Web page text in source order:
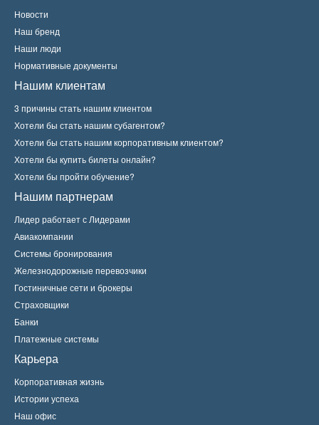
Новости
Наш бренд
Наши люди
Нормативные документы
Нашим клиентам
3 причины стать нашим клиентом
Хотели бы стать нашим субагентом?
Хотели бы стать нашим корпоративным клиентом?
Хотели бы купить билеты онлайн?
Хотели бы пройти обучение?
Нашим партнерам
Лидер работает с Лидерами
Авиакомпании
Системы бронирования
Железнодорожные перевозчики
Гостиничные сети и брокеры
Страховщики
Банки
Платежные системы
Карьера
Корпоративная жизнь
Истории успеха
Наш офис